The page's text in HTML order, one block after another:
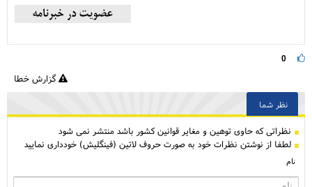
0
گزارش خطا
نظر شما
نظراتی كه حاوی توهین و مغایر قوانین کشور باشد منتشر نمی شود
لطفا از نوشتن نظرات خود به صورت حروف لاتین (فینگلیش) خودداری نمایید
نام